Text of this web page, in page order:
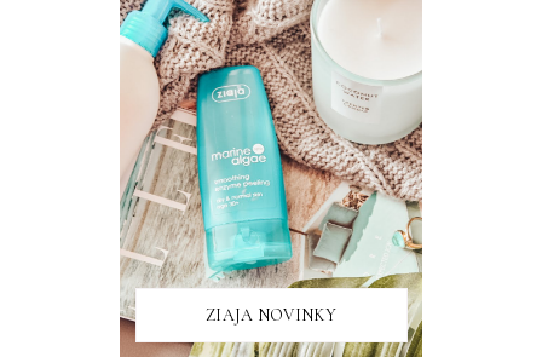
ZIAJA NOVINKY